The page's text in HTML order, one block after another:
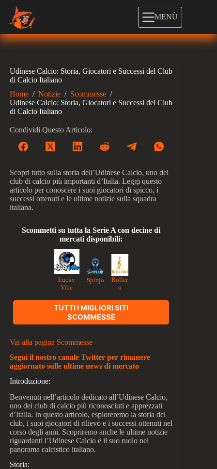
contenuto
MENÙ
Udinese Calcio: Storia, Giocatori e Successi del Club
di Calcio Italiano
Home / Notizie / Scommesse /
Udinese Calcio: Storia, Giocatori e Successi del Club
di Calcio Italiano
Condividi Questo Articolo:
Scopri tutto sulla storia dell’Udinese Calcio, uno dei
club di calcio più importanti d’Italia. Leggi questo
articolo per conoscere i suoi giocatori di spicco, i
successi ottenuti e le ultime notizie sulla squadra
italiana.
Scommetti su tutta la Serie A con decine di
mercati disponibili:
Lucky
Vibe
Spinjo
Roller
o
TUTTI I MIGLIORI SITI
SCOMMESSE
Vai alla pagina Scommesse
Segui il nostro canale Twitter per rimanere
aggiornato sulle ultime news di mercato
Introduzione:
Benvenuti nell’articolo dedicato all’Udinese Calcio,
uno dei club di calcio più riconosciuti e apprezzati
d’Italia. In questo articolo, esploreremo la storia del
club, i suoi giocatori di rilievo e i successi ottenuti nel
corso degli anni. Scopriremo anche le ultime notizie
riguardanti l’Udinese Calcio e il suo ruolo nel
panorama calcistico italiano.
Storia: